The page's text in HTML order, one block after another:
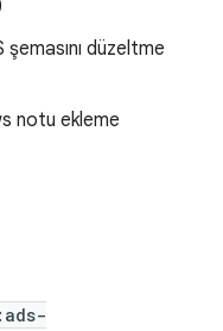
düzeltme
notu ekleme